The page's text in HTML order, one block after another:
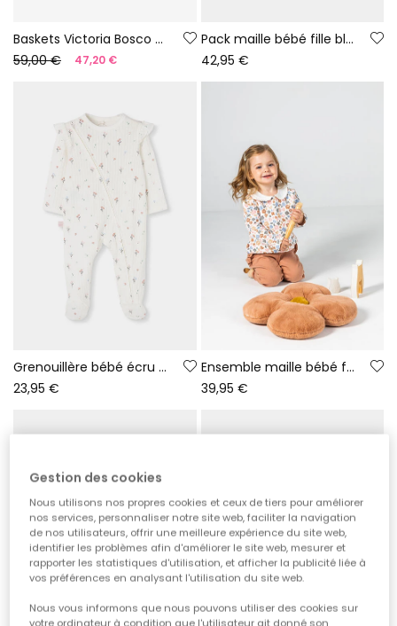
Baskets Victoria Bosco barefoot en toile couleur nuit
59,00 €
47,20 €
Pack maille bébé fille blanc imprimé fleurs
42,95 €
Grenouillère bébé écru imprimé fleurs avec volants
23,95 €
Ensemble maille bébé fille imprimé fleurs rose
39,95 €
Gestion des cookies
Nous utilisons nos propres cookies et ceux de tiers pour améliorer
nos services, personnaliser notre site web, faciliter la navigation
de nos utilisateurs, offrir une meilleure expérience du site web,
identifier les problèmes afin d'améliorer le site web, mesurer et
rapporter les statistiques d'utilisation, et afficher la publicité liée à
vos préférences en analysant l'utilisation du site web.
Nous vous informons que nous pouvons utiliser des cookies sur